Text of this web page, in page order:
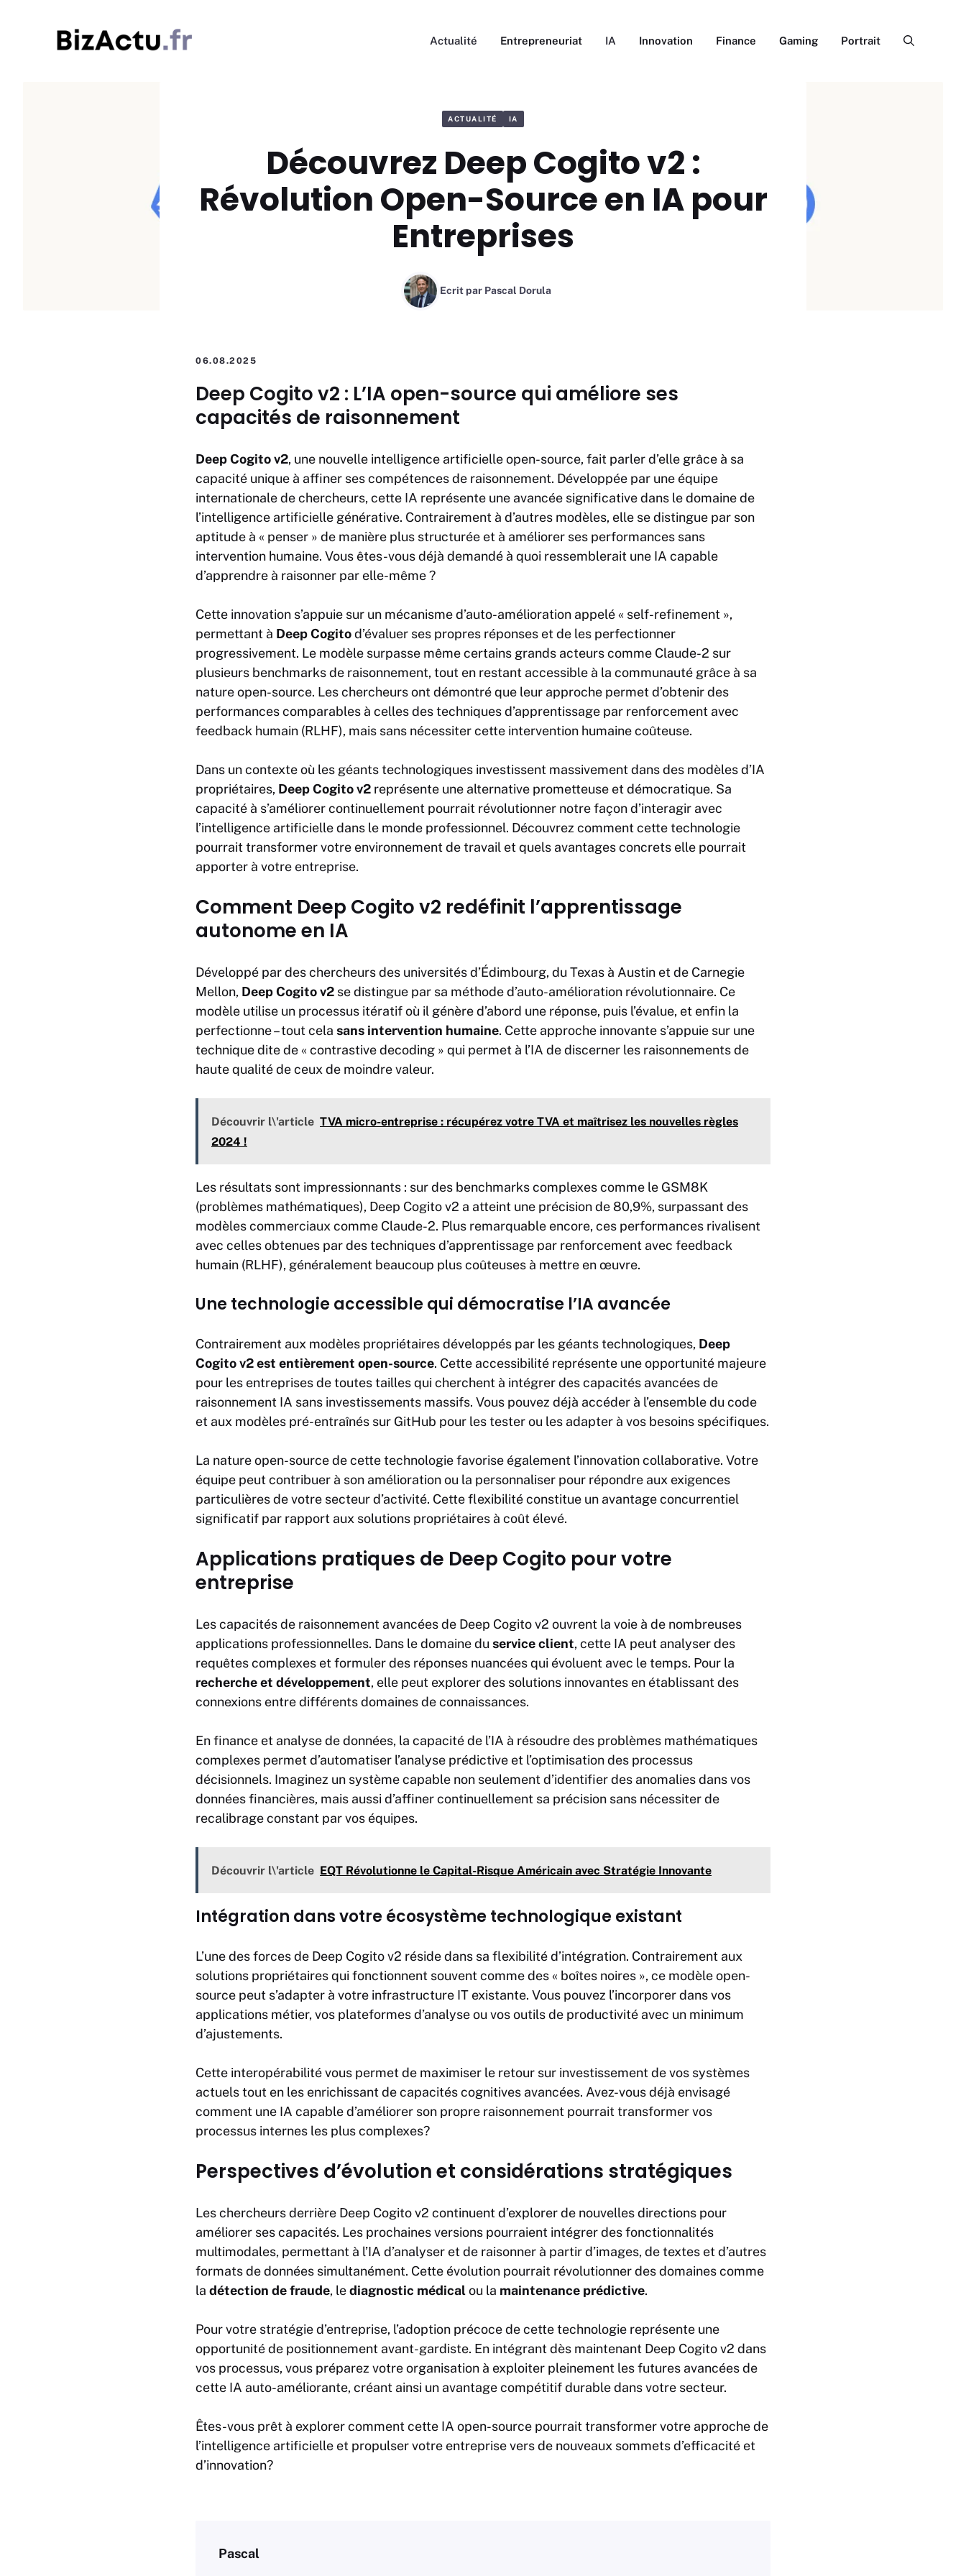
Actualité Entrepreneuriat IA Innovation Finance Gaming Portrait
ACTUALITÉ IA
Découvrez Deep Cogito v2 :
Révolution Open-Source en IA pour
Entreprises
Ecrit par Pascal Dorula
06.08.2025
Deep Cogito v2 : L’IA open-source qui améliore ses
capacités de raisonnement
Deep Cogito v2, une nouvelle intelligence artificielle open-source, fait parler d’elle grâce à sa
capacité unique à affiner ses compétences de raisonnement. Développée par une équipe
internationale de chercheurs, cette IA représente une avancée significative dans le domaine de
l’intelligence artificielle générative. Contrairement à d’autres modèles, elle se distingue par son
aptitude à « penser » de manière plus structurée et à améliorer ses performances sans
intervention humaine. Vous êtes-vous déjà demandé à quoi ressemblerait une IA capable
d’apprendre à raisonner par elle-même ?
Cette innovation s’appuie sur un mécanisme d’auto-amélioration appelé « self-refinement »,
permettant à Deep Cogitod’évaluer ses propres réponses et de les perfectionner
progressivement. Le modèle surpasse même certains grands acteurs comme Claude-2 sur
plusieurs benchmarks de raisonnement, tout en restant accessible à la communauté grâce à sa
natureopen-source. Les chercheurs ont démontré que leur approche permet d’obtenir des
performances comparables à celles des techniques d’apprentissage par renforcement avec
feedback humain (RLHF), mais sans nécessiter cette intervention humaine coûteuse.
Dans un contexte où les géants technologiques investissent massivement dans des modèles d’IA
propriétaires, Deep Cogito v2 représente une alternative prometteuse et démocratique. Sa
capacité à s’améliorer continuellement pourrait révolutionner notre façon d’interagir avec
l’intelligence artificielle dans le monde professionnel. Découvrez comment cette technologie
pourrait transformer votre environnement de travail et quels avantages concrets elle pourrait
apporter à votre entreprise.
Comment Deep Cogito v2 redéfinit l’apprentissage
autonome en IA
Développé par des chercheurs des universités d’Édimbourg, du Texas à Austin et de Carnegie
Mellon, Deep Cogito v2 se distingue par sa méthode d’auto-amélioration révolutionnaire. Ce
modèle utilise un processus itératif où il génère d’abord une réponse, puis l’évalue, et enfin la
perfectionne – tout cela sans intervention humaine. Cette approche innovante s’appuie sur une
technique dite de « contrastive decoding » qui permet à l’IA de discerner les raisonnements de
haute qualité de ceux de moindre valeur.
Découvrir l\'article TVA micro-entreprise : récupérez votre TVA et maîtrisez les nouvelles règles
2024 !
Les résultats sont impressionnants : sur des benchmarks complexes comme le GSM8K
(problèmes mathématiques), Deep Cogito v2 a atteint une précision de 80,9%, surpassant des
modèles commerciaux comme Claude-2. Plus remarquable encore, ces performances rivalisent
avec celles obtenues par des techniques d’apprentissage par renforcement avec feedback
humain (RLHF), généralement beaucoup plus coûteuses à mettre en œuvre.
Une technologie accessible qui démocratise l’IA avancée
Contrairement aux modèles propriétaires développés par les géants technologiques, Deep
Cogito v2 est entièrement open-source. Cette accessibilité représente une opportunité majeure
pour les entreprises de toutes tailles qui cherchent à intégrer des capacités avancées de
raisonnement IA sans investissements massifs. Vous pouvez déjà accéder à l’ensemble du code
et aux modèles pré-entraînés sur GitHub pour les tester ou les adapter à vos besoins spécifiques.
La nature open-source de cette technologie favorise également l’innovation collaborative. Votre
équipe peut contribuer à son amélioration ou la personnaliser pour répondre aux exigences
particulières de votre secteur d’activité. Cette flexibilité constitue un avantage concurrentiel
significatif par rapport aux solutions propriétaires à coût élevé.
Applications pratiques de Deep Cogito pour votre
entreprise
Les capacités de raisonnement avancées de Deep Cogito v2 ouvrent la voie à de nombreuses
applications professionnelles. Dans le domaine du service client, cette IA peut analyser des
requêtes complexes et formuler des réponses nuancées qui évoluent avec le temps. Pour la
recherche et développement, elle peut explorer des solutions innovantes en établissant des
connexions entre différents domaines de connaissances.
En finance et analyse de données, la capacité de l’IA à résoudre des problèmes mathématiques
complexes permet d’automatiser l’analyse prédictive et l’optimisation des processus
décisionnels. Imaginez un système capable non seulement d’identifier des anomalies dans vos
données financières, mais aussi d’affiner continuellement sa précision sans nécessiter de
recalibrage constant par vos équipes.
Découvrir l\'article EQT Révolutionne le Capital-Risque Américain avec Stratégie Innovante
Intégration dans votre écosystème technologique existant
L’une des forces de Deep Cogito v2 réside dans sa flexibilité d’intégration. Contrairement aux
solutions propriétaires qui fonctionnent souvent comme des « boîtes noires », ce modèle open-
source peut s’adapter à votre infrastructure IT existante. Vous pouvez l’incorporer dans vos
applications métier, vos plateformes d’analyse ou vos outils de productivité avec un minimum
d’ajustements.
Cette interopérabilité vous permet de maximiser le retour sur investissement de vos systèmes
actuels tout en les enrichissant de capacités cognitives avancées. Avez-vous déjà envisagé
comment une IA capable d’améliorer son propre raisonnement pourrait transformer vos
processus internes les plus complexes?
Perspectives d’évolution et considérations stratégiques
Les chercheurs derrière Deep Cogito v2 continuent d’explorer de nouvelles directions pour
améliorer ses capacités. Les prochaines versions pourraient intégrer des fonctionnalités
multimodales, permettant à l’IA d’analyser et de raisonner à partir d’images, de textes et d’autres
formats de données simultanément. Cette évolution pourrait révolutionner des domaines comme
la détection de fraude, lediagnostic médicalou la maintenance prédictive.
Pour votre stratégie d’entreprise, l’adoption précoce de cette technologie représente une
opportunité de positionnement avant-gardiste. En intégrant dès maintenant Deep Cogito v2 dans
vos processus, vous préparez votre organisation à exploiter pleinement les futures avancées de
cette IA auto-améliorante, créant ainsi un avantage compétitif durable dans votre secteur.
Êtes-vous prêt à explorer comment cette IA open-source pourrait transformer votre approche de
l’intelligence artificielle et propulser votre entreprise vers de nouveaux sommets d’efficacité et
d’innovation?
Pascal